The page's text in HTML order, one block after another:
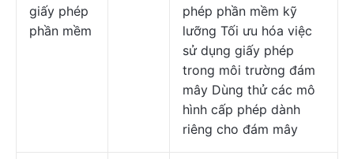
giấy phép
phần mềm
phép phần mềm kỹ
lưỡng Tối ưu hóa việc
sử dụng giấy phép
trong môi trường đám
mây Dùng thử các mô
hình cấp phép dành
riêng cho đám mây